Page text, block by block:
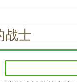
战士